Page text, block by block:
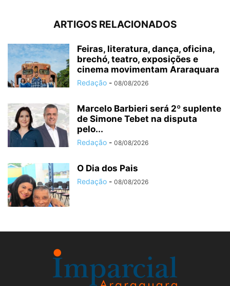
ARTIGOS RELACIONADOS
Feiras, literatura, dança, oficina,
brechó, teatro, exposições e
cinema movimentam Araraquara
Redação - 08/08/2026
Marcelo Barbieri será 2º suplente
de Simone Tebet na disputa
pelo...
Redação - 08/08/2026
O Dia dos Pais
Redação - 08/08/2026